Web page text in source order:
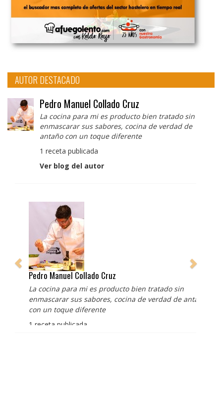
AUTOR DESTACADO
Pedro Manuel Collado Cruz
La cocina para mi es producto bien tratado sin
enmascarar sus sabores, cocina de verdad de
antaño con un toque diferente
1 receta publicada
Ver blog del autor
Pedro Manuel Collado Cruz
La cocina para mi es producto bien tratado sin
enmascarar sus sabores, cocina de verdad de antaño
con un toque diferente
1 receta publicada